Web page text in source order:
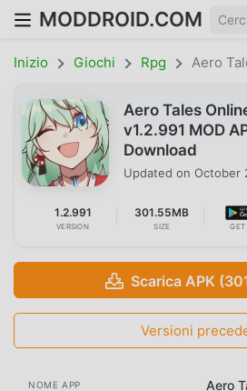
MODDROID.COM
Inizio Giochi Rpg Aero
Aero Tales
v1.2.991 MOD
Download
Updated on October
1.2.991
VERSION
301.55MB
SIZE GET
Scarica APK
Versioni
NOME APP Aero